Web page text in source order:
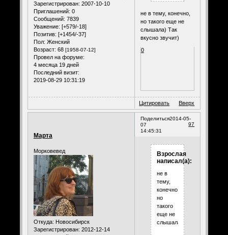
Зарегистрирован: 2007-10-10
Приглашений: 0
Сообщений: 7839
Уважение: [+579/-18]
Позитив: [+1454/-37]
Пол: Женский
Возраст: 68 [1958-07-12]
Провел на форуме:
4 месяца 19 дней
Последний визит:
2019-08-29 10:31:19
не в тему, конечно,
но такого еще не
слышала) Так
вкусно звучит)
0
Цитировать Вверх
Поделиться
97
2014-05-
07
14:45:31
Марта
Морковевед
Откуда: Новосибирск
Зарегистрирован: 2012-12-14
Взрослая
написал(а):
не в
тему,
конечно,
но
такого
еще не
слышала)